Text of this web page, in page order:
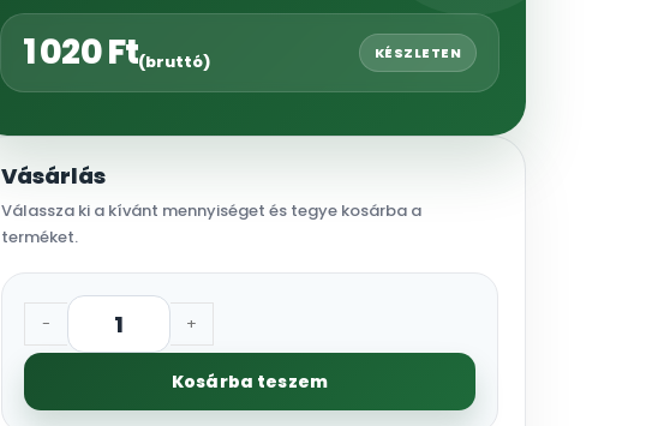
1 020Ft(bruttó) KÉSZLETEN
Vásárlás
Válassza ki a kívánt mennyiséget és tegye kosárba a
terméket.
- +
Kosárba teszem